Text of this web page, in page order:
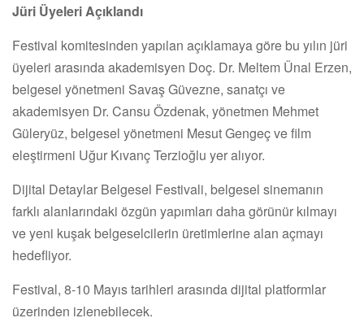
Jüri Üyeleri Açıklandı
Festival komitesinden yapılan açıklamaya göre bu yılın jüri
üyeleri arasında akademisyen Doç. Dr. Meltem Ünal Erzen,
belgesel yönetmeni Savaş Güvezne, sanatçı ve
akademisyen Dr. Cansu Özdenak, yönetmen Mehmet
Güleryüz, belgesel yönetmeni Mesut Gengeç ve film
eleştirmeni Uğur Kıvanç Terzioğlu yer alıyor.
Dijital Detaylar Belgesel Festivali, belgesel sinemanın
farklı alanlarındaki özgün yapımları daha görünür kılmayı
ve yeni kuşak belgeselcilerin üretimlerine alan açmayı
hedefliyor.
Festival, 8-10 Mayıs tarihleri arasında dijital platformlar
üzerinden izlenebilecek.